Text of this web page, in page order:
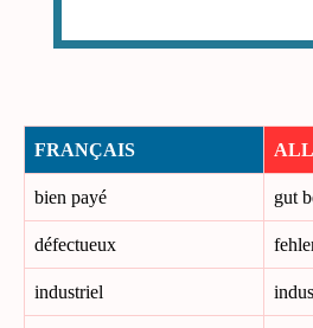
FRANÇAIS
bien payé gut
défectueux
industriel